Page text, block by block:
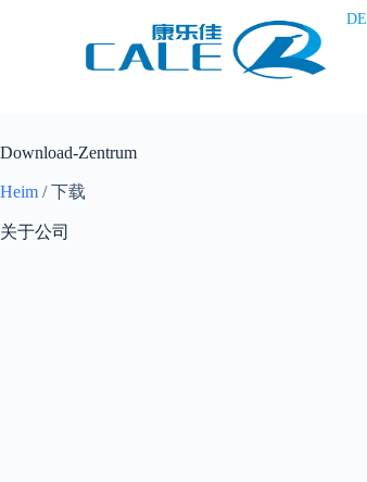
l
s
r
DE
Download-Zentrum
Heim /下载
关于公司